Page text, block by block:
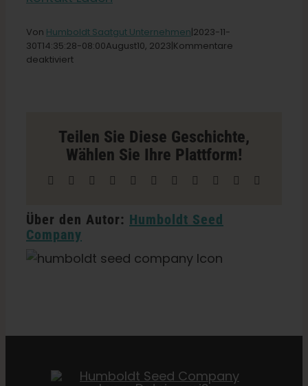
Deutsch
Suche
Von Humboldt Saatgut Unternehmen|2023-11-
30T14:35:28-08:00August10, 2023|Kommentare
deaktiviertfür
Store
in
Finksburg
Teilen Sie Diese Geschichte,
Wählen Sie Ihre Plattform!
Facebook Reddit LinkedInWhatsAppTelegramm
TumblrPinterest Xing
Über den Autor: Humboldt Seed
Company